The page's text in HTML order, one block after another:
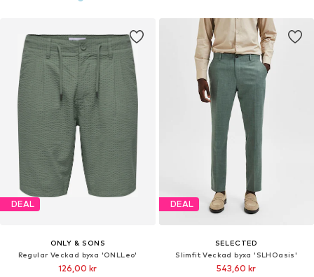
DEAL
ONLY & SONS
Regular Veckad byxa 'ONLLeo'
126,00 kr
DEAL
SELECTED
Slimfit Veckad byxa 'SLHOasis'
543,60 kr